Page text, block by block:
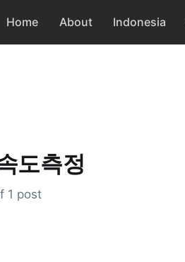
Home About Indonesia
도측정
1 post